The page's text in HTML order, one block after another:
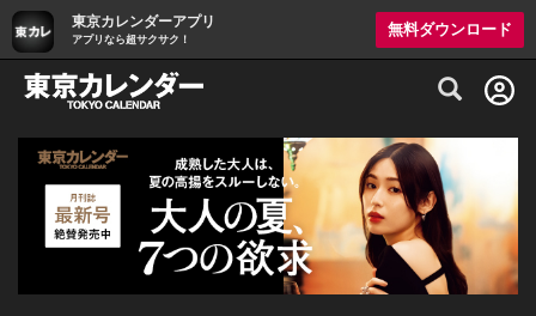
東京カレンダーアプリ
アプリなら超サクサク！
無料ダウンロード
グルメ情報・プレミアムレストラン予約